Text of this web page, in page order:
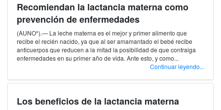
Recomiendan la lactancia materna como
prevención de enfermedades
(AUNO*).— La leche materna es el mejor y primer alimento que
recibe el recién nacido, ya que al ser amamantado el bebé recibe
anticuerpos que reducen a la mitad la posibilidad de que contraiga
enfermedades en su primer año de vida. Ante esto, y como...
Continuar leyendo...
Los beneficios de la lactancia materna